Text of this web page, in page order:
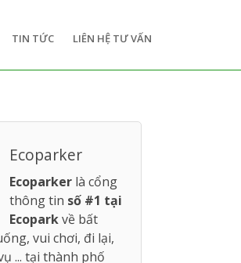
TIN TỨC LIÊN HỆ TƯ VẤN
Ecoparker
Ecoparker là cổng
thông tin số #1 tại
Ecoparkvề bất
vui chơi, đi lại,
... tại thành phố